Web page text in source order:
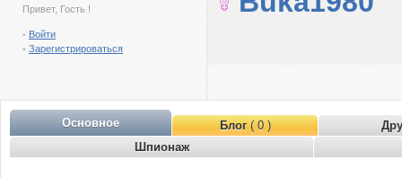
Привет, Гость !
- Войти
- Зарегистрироваться
Основное Блог( 0 )
Шпионаж